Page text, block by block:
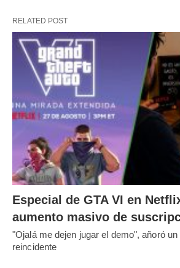
RELATED POST
Especial de GTA VI en
aumento masivo de
"Ojalá me dejen jugar el demo", añoró
reincidente